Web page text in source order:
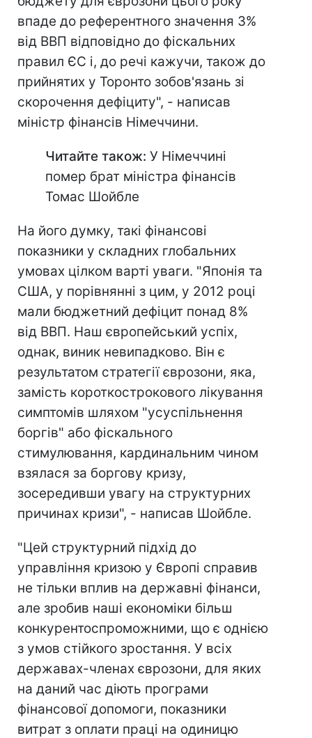
впаде до референтного значення 3%
від ВВП відповідно до фіскальних
правил ЄС і, до речі кажучи, також до
прийнятих у Торонто зобов'язань зі
скорочення дефіциту", - написав
міністр фінансів Німеччини.
Читайте також: У Німеччині
помер брат міністра фінансів
Томас Шойбле
На його думку, такі фінансові
показники у складних глобальних
умовах цілком варті уваги. "Японія та
США, у порівнянні з цим, у 2012 році
мали бюджетний дефіцит понад 8%
від ВВП. Наш європейський успіх,
однак, виник невипадково. Він є
результатом стратегії єврозони, яка,
замість короткострокового лікування
симптомів шляхом "усуспільнення
боргів" або фіскального
стимулювання, кардинальним чином
взялася за боргову кризу,
зосередивши увагу на структурних
причинах кризи", - написав Шойбле.
"Цей структурний підхід до
управління кризою у Європі справив
не тільки вплив на державні фінанси,
але зробив наші економіки більш
конкурентоспроможними, що є однією
з умов стійкого зростання. У всіх
державах-членах єврозони, для яких
на даний час діють програми
фінансової допомоги, показники
витрат з оплати праці на одиницю